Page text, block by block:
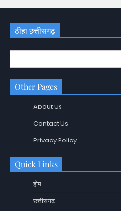
ठीहा छत्तीसगढ़
Other Pages
About Us
Contact Us
Privacy Policy
Quick Links
होम
छत्तीसगढ़